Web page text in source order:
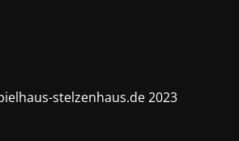
stelzenhaus.de 2023